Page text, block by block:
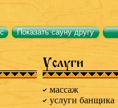
Показать сауну другу
Услуги
массаж
услуги банщика